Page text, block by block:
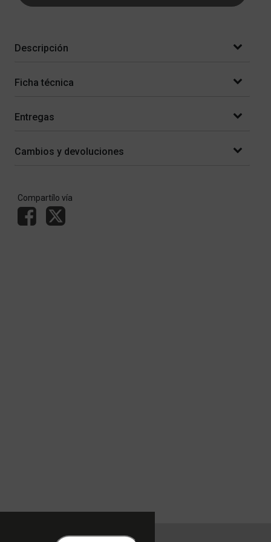
Descripción
Ficha técnica
Entregas
Cambios y devoluciones
Compartílo vía